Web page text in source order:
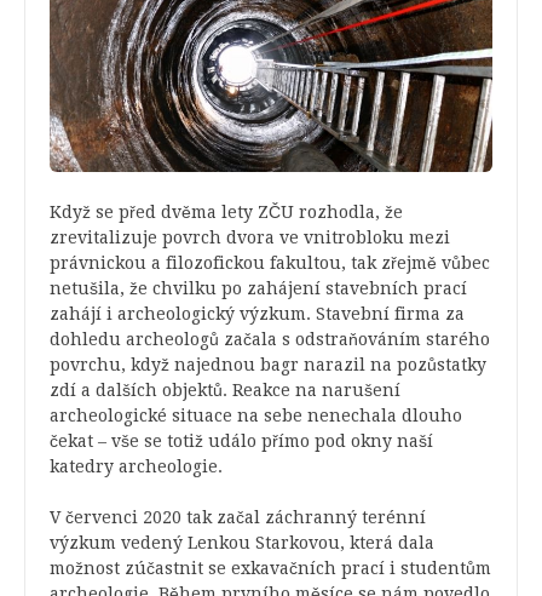
Když se před dvěma lety ZČU rozhodla, že
zrevitalizuje povrch dvora ve vnitrobloku mezi
právnickou a filozofickou fakultou, tak zřejmě vůbec
netušila, že chvilku po zahájení stavebních prací
zahájí i archeologický výzkum. Stavební firma za
dohledu archeologů začala s odstraňováním starého
povrchu, když najednou bagr narazil na pozůstatky
zdí a dalších objektů. Reakce na narušení
archeologické situace na sebe nenechala dlouho
čekat – vše se totiž událo přímo pod okny naší
katedry archeologie.
V červenci 2020 tak začal záchranný terénní
výzkum vedený Lenkou Starkovou, která dala
možnost zúčastnit se exkavačních prací i studentům